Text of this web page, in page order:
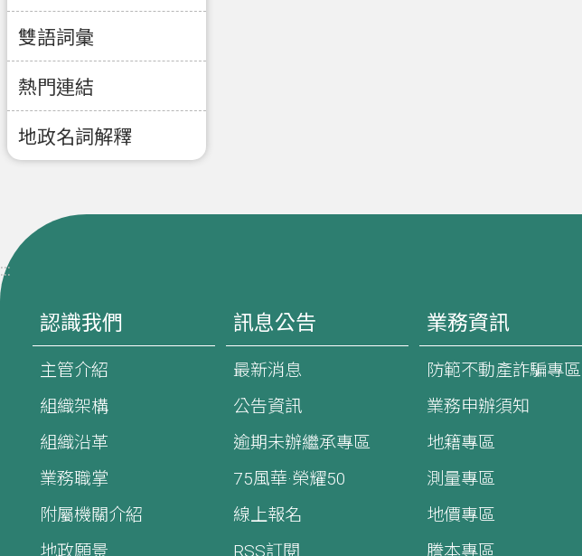
雙語詞彙
熱門連結
地政名詞解釋
:::
認識我們
主管介紹
組織架構
組織沿革
業務職掌
附屬機關介紹
地政願景
訊息公告
最新消息
公告資訊
逾期未辦繼承專區
75風華·榮耀50
線上報名
RSS訂閱
業務資訊
防範不動產詐騙專區
業務申辦須知
地籍專區
測量專區
地價專區
謄本專區